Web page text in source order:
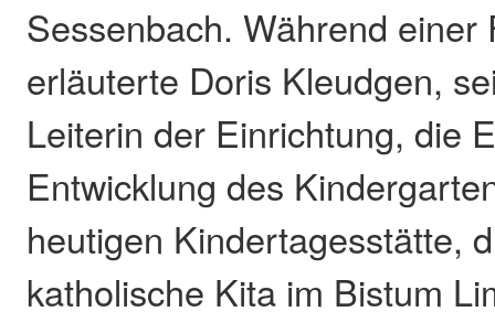
Sessenbach. Während einer
erläuterte Doris Kleudgen,
Leiterin der Einrichtung, die
Entwicklung des
heutigen Kindertagesstätte,
katholische Kita im Bistum